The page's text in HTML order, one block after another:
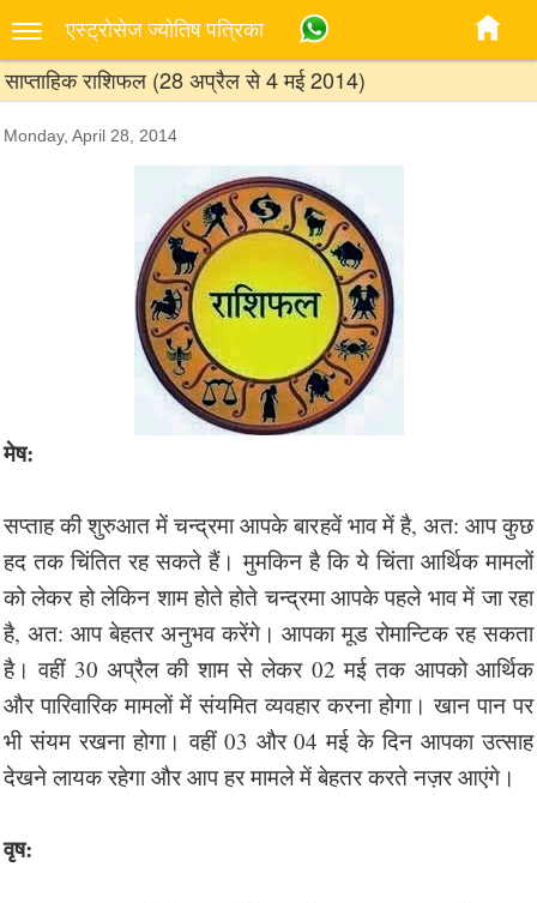
एस्‍ट्रोसेज ज्‍योतिष पत्रिका
साप्ताहिक राशिफल (28 अप्रैल से 4 मई 2014)
Monday, April 28, 2014
मेष:
सप्ताह की शुरुआत में चन्द्रमा आपके बारहवें भाव में है, अत: आप कुछ
हद तक चिंतित रह सकते हैं। मुमकिन है कि ये चिंता आर्थिक मामलों
को लेकर हो लेकिन शाम होते होते चन्द्रमा आपके पहले भाव में जा रहा
है, अत: आप बेहतर अनुभव करेंगे। आपका मूड रोमान्टिक रह सकता
है। वहीं 30 अप्रैल की शाम से लेकर 02 मई तक आपको आर्थिक
और पारिवारिक मामलों में संयमित व्यवहार करना होगा। खान पान पर
भी संयम रखना होगा। वहीं 03 और 04 मई के दिन आपका उत्साह
देखने लायक रहेगा और आप हर मामले में बेहतर करते नज़र आएंगे।
वृष: